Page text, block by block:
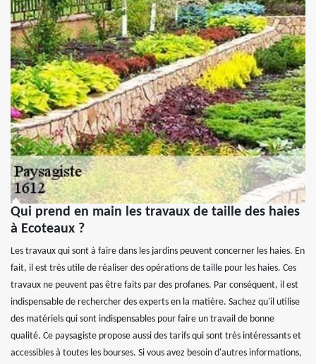
Qui prend en main les travaux de taille des haies
à Ecoteaux ?
Les travaux qui sont à faire dans les jardins peuvent concerner les haies. En
fait, il est très utile de réaliser des opérations de taille pour les haies. Ces
travaux ne peuvent pas être faits par des profanes. Par conséquent, il est
indispensable de rechercher des experts en la matière. Sachez qu'il utilise
des matériels qui sont indispensables pour faire un travail de bonne
qualité. Ce paysagiste propose aussi des tarifs qui sont très intéressants et
accessibles à toutes les bourses. Si vous avez besoin d'autres informations,